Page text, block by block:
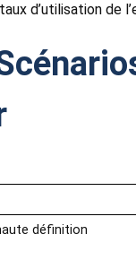
d’utilisation de
définition